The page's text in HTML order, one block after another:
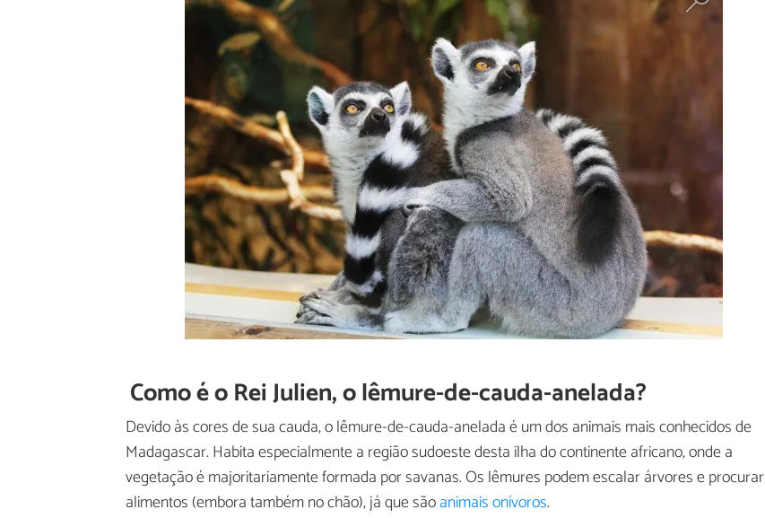
Como é o Rei Julien, o lêmure-de-cauda-anelada?
Devido às cores de sua cauda, o lêmure-de-cauda-anelada é um dos animais mais conhecidos de
Madagascar. Habita especialmente a região sudoeste desta ilha do continente africano, onde a
vegetação é majoritariamente formada por savanas. Os lêmures podem escalar árvores e procurar
alimentos (embora também no chão), já que sãoanimais onívoros.